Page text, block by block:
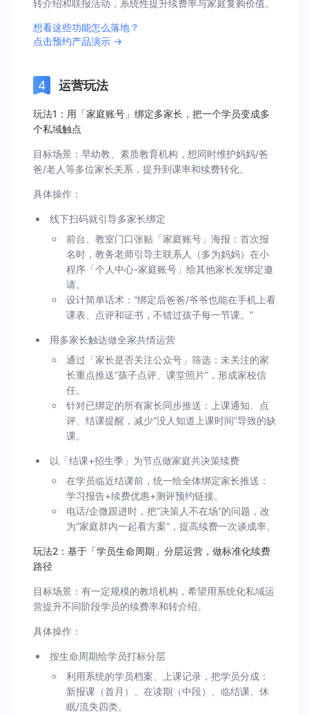
转介绍和联报活动，系统性提升续费率与家庭复购价值。
想看这些功能怎么落地？
点击预约产品演示 →
运营玩法
玩法1：用「家庭账号」绑定多家长，把一个学员变成多
个私域触点
目标场景：早幼教、素质教育机构，想同时维护妈妈/爸
爸/老人等多位家长关系，提升到课率和续费转化。
具体操作：
线下扫码就引导多家长绑定
前台、教室门口张贴「家庭账号」海报：首次报
名时，教务老师引导主联系人（多为妈妈）在小
程序「个人中心-家庭账号」给其他家长发绑定邀
请。
设计简单话术：“绑定后爸爸/爷爷也能在手机上看
课表、点评和证书，不错过孩子每一节课。”
用多家长触达做全家共情运营
通过「家长是否关注公众号」筛选：未关注的家
长重点推送“孩子点评、课堂照片”，形成家校信
任。
针对已绑定的所有家长同步推送：上课通知、点
评、结课提醒，减少“没人知道上课时间”导致的缺
课。
以「结课+招生季」为节点做家庭共决策续费
在学员临近结课前，统一给全体绑定家长推送：
学习报告+续费优惠+测评预约链接。
电话/企微跟进时，把“决策人不在场”的问题，改
为“家庭群内一起看方案”，提高续费一次谈成率。
玩法2：基于「学员生命周期」分层运营，做标准化续费
路径
目标场景：有一定规模的教培机构，希望用系统化私域运
营提升不同阶段学员的续费率和转介绍。
具体操作：
按生命周期给学员打标分层
利用系统的学员档案、上课记录，把学员分成：
新报课（首月）、在读期（中段）、临结课、休
眠/流失四类。